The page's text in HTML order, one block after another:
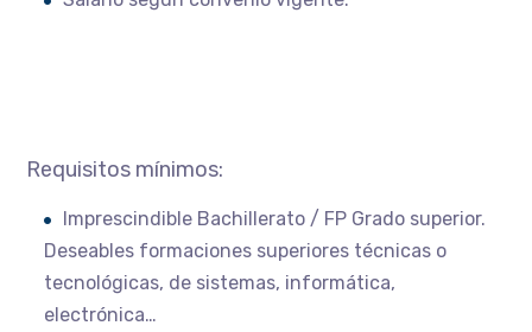
Requisitos mínimos:
Imprescindible Bachillerato / FP Grado superior.
Deseables formaciones superiores técnicas o
tecnológicas, de sistemas, informática,
electrónica…